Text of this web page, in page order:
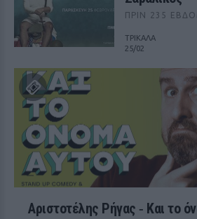
ΠΡΙΝ 235
ΤΡΙΚΑΛΑ
25/02
Αριστοτέλης Ρήγας ‑ Kαι το